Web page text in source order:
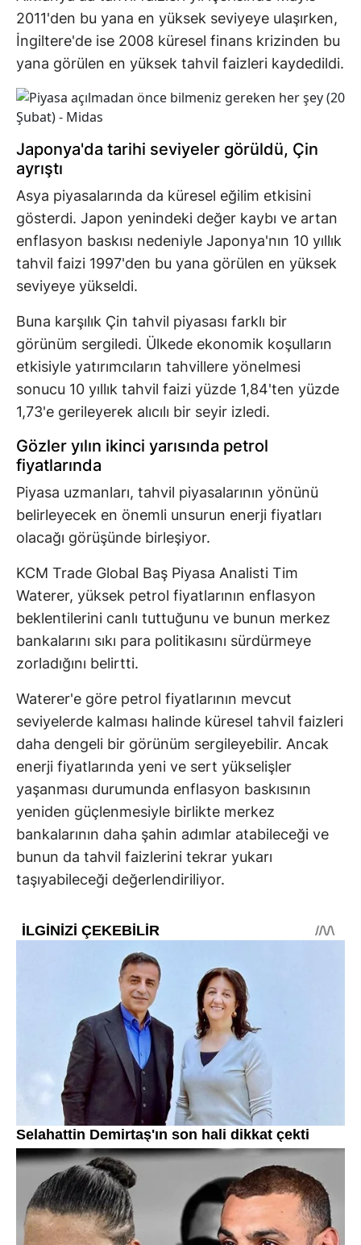
2011'den bu yana en yüksek seviyeye ulaşırken,
İngiltere'de ise 2008 küresel finans krizinden bu
yana görülen en yüksek tahvil faizleri kaydedildi.
Japonya'da tarihi seviyeler görüldü, Çin
ayrıştı
Asya piyasalarında da küresel eğilim etkisini
gösterdi. Japon yenindeki değer kaybı ve artan
enflasyon baskısı nedeniyle Japonya'nın 10 yıllık
tahvil faizi 1997'den bu yana görülen en yüksek
seviyeye yükseldi.
Buna karşılık Çin tahvil piyasası farklı bir
görünüm sergiledi. Ülkede ekonomik koşulların
etkisiyle yatırımcıların tahvillere yönelmesi
sonucu 10 yıllık tahvil faizi yüzde 1,84'ten yüzde
1,73'e gerileyerek alıcılı bir seyir izledi.
Gözler yılın ikinci yarısında petrol
fiyatlarında
Piyasa uzmanları, tahvil piyasalarının yönünü
belirleyecek en önemli unsurun enerji fiyatları
olacağı görüşünde birleşiyor.
KCM Trade Global Baş Piyasa Analisti Tim
Waterer, yüksek petrol fiyatlarının enflasyon
beklentilerini canlı tuttuğunu ve bunun merkez
bankalarını sıkı para politikasını sürdürmeye
zorladığını belirtti.
Waterer'e göre petrol fiyatlarının mevcut
seviyelerde kalması halinde küresel tahvil faizleri
daha dengeli bir görünüm sergileyebilir. Ancak
enerji fiyatlarında yeni ve sert yükselişler
yaşanması durumunda enflasyon baskısının
yeniden güçlenmesiyle birlikte merkez
bankalarının daha şahin adımlar atabileceği ve
bunun da tahvil faizlerini tekrar yukarı
taşıyabileceği değerlendiriliyor.